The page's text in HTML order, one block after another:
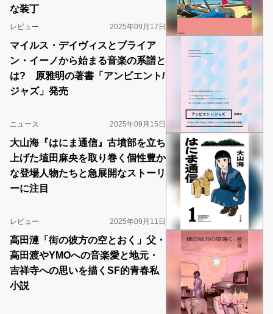
な装丁
レビュー 2025年09月17日
マイルス・デイヴィスとブライア
ン・イーノから始まる音楽の系譜と
は? 原雅明の著書「アンビエント/
ジャズ」発売
ニュース 2025年09月15日
大山海『はにま通信』古墳部を立ち
上げた埴田麻央を取り巻く個性豊か
な登場人物たちと急展開なストーリ
ーに注目
レビュー 2025年09月11日
高田漣「街の彼方の空とおく」父・
高田渡やYMOへの音楽愛と地元・
吉祥寺への思いを描くSF的青春私
小説